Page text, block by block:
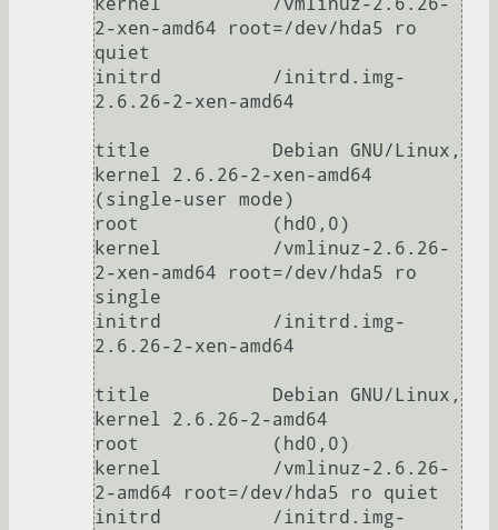
2-xen-amd64 root=/dev/hda5 ro
quiet
initrd          /initrd.img-
2.6.26-2-xen-amd64
title           Debian GNU/Linux,
kernel 2.6.26-2-xen-amd64
(single-user mode)
root            (hd0,0)
kernel          /vmlinuz-2.6.26-
2-xen-amd64 root=/dev/hda5 ro
single
initrd          /initrd.img-
2.6.26-2-xen-amd64
title           Debian GNU/Linux,
kernel 2.6.26-2-amd64
root            (hd0,0)
kernel          /vmlinuz-2.6.26-
2-amd64 root=/dev/hda5 ro quiet
initrd          /initrd.img-